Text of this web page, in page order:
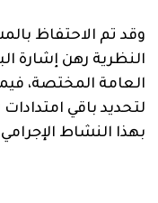
وقد تم الاحتفاظ
النظرية رهن إشارة
العامة المختصة،
لتحديد باقي
بهذا النشاط